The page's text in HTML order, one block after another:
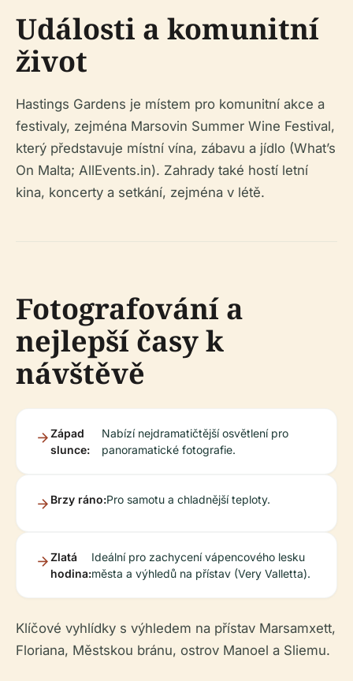
Události a komunitní
život
Hastings Gardens je místem pro komunitní akce a
festivaly, zejména Marsovin Summer Wine Festival,
který představuje místní vína, zábavu a jídlo (What’s
On Malta; AllEvents.in). Zahrady také hostí letní
kina, koncerty a setkání, zejména v létě.
Fotografování a
nejlepší časy k
návštěvě
Západ
slunce:
Nabízí nejdramatičtější osvětlení pro
panoramatické fotografie.
Brzy ráno:Pro samotu a chladnější teploty.
Zlatá
hodina:
Ideální pro zachycení vápencového lesku
města a výhledů na přístav (Very Valletta).
Klíčové vyhlídky s výhledem na přístav Marsamxett,
Floriana, Městskou bránu, ostrov Manoel a Sliemu.